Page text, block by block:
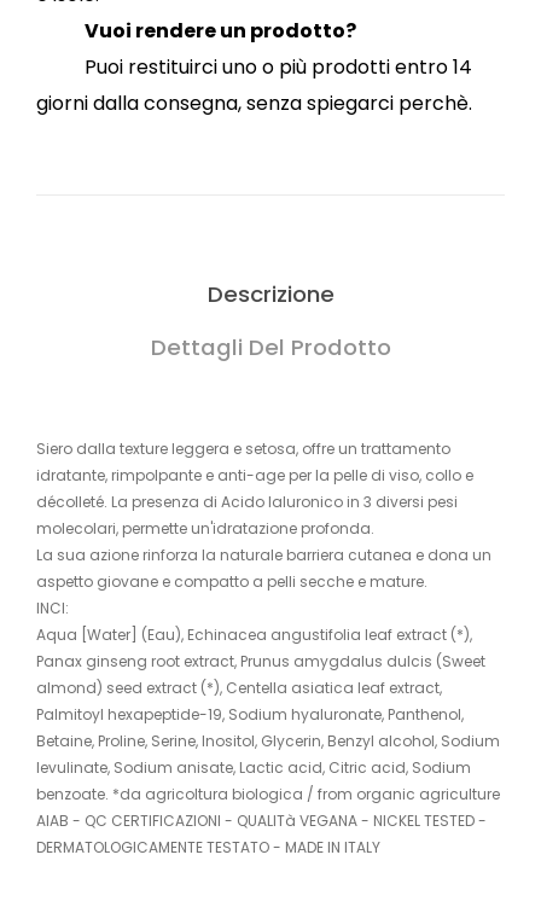
Vuoi rendere un prodotto?
Puoi restituirci uno o più prodotti entro 14
giorni dalla consegna, senza spiegarci perchè.
Descrizione
Dettagli Del Prodotto
Siero dalla texture leggera e setosa, offre un trattamento
idratante, rimpolpante e anti-age per la pelle di viso, collo e
décolleté. La presenza di Acido Ialuronico in 3 diversi pesi
molecolari, permette un'idratazione profonda.
La sua azione rinforza la naturale barriera cutanea e dona un
aspetto giovane e compatto a pelli secche e mature.
INCI:
Aqua [Water] (Eau), Echinacea angustifolia leaf extract (*),
Panax ginseng root extract, Prunus amygdalus dulcis (Sweet
almond) seed extract (*), Centella asiatica leaf extract,
Palmitoyl hexapeptide-19, Sodium hyaluronate, Panthenol,
Betaine, Proline, Serine, Inositol, Glycerin, Benzyl alcohol, Sodium
levulinate, Sodium anisate, Lactic acid, Citric acid, Sodium
benzoate. *da agricoltura biologica / from organic agriculture
AIAB - QC CERTIFICAZIONI - QUALITà VEGANA - NICKEL TESTED -
DERMATOLOGICAMENTE TESTATO - MADE IN ITALY